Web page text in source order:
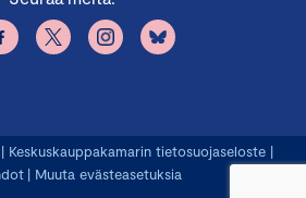
| Keskuskauppakamarin tietosuojaseloste |
| Muuta evästeasetuksia